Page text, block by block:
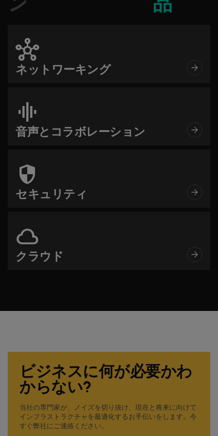
hub
ネットワーキング
graphic_eq
音声とコラボレーション
security
セキュリティ
cloud
クラウド
ビジネスに何が必要かわ
からない?
当社の専門家が、ノイズを切り抜け、現在と将来に向けて
インフラストラクチャを最適化するお手伝いをします。今
すぐ弊社にご連絡ください。